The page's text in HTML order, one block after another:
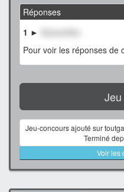
Réponses
1 ►
Pour voir les réponses de
Jeu-concours ajouté sur
Terminé
Voir les